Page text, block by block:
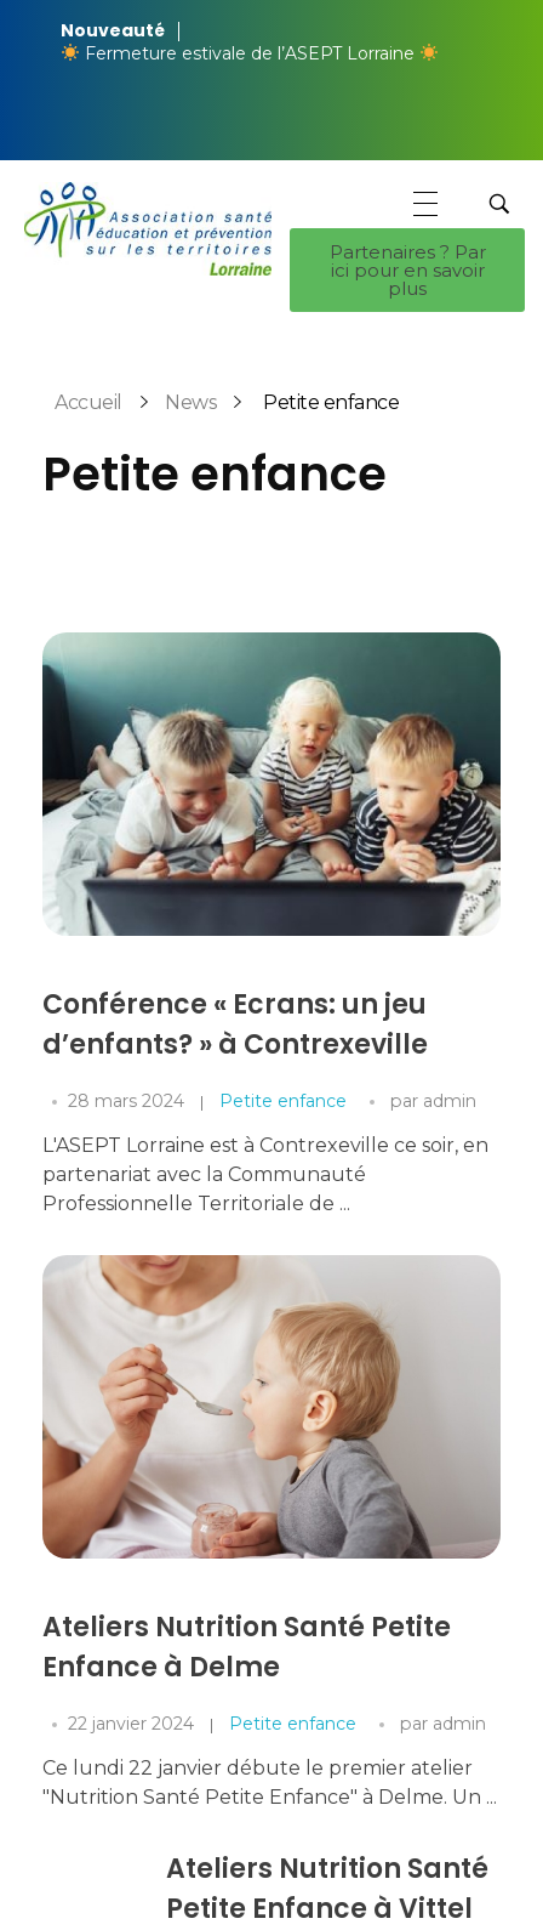
Nouveauté
Fermeture estivale de l’ASEPT Lorraine
Partenaires ? Par
ici pour en savoir
plus
Accueil News Petite enfance
Petite enfance
Conférence « Ecrans: un jeu
d’enfants? » à Contrexeville
28 mars 2024 Petite enfance par admin
L'ASEPT Lorraine est à Contrexeville ce soir, en
partenariat avec la Communauté
Professionnelle Territoriale de ...
Ateliers Nutrition Santé Petite
Enfance à Delme
22 janvier 2024 Petite enfance par admin
Ce lundi 22 janvier débute le premier atelier
"Nutrition Santé Petite Enfance" à Delme. Un ...
Ateliers Nutrition Santé
Petite Enfance à Vittel